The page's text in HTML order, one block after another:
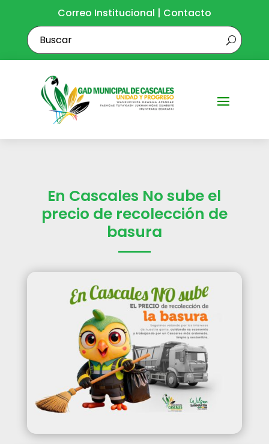
Correo Institucional | Contacto
En Cascales No sube el
precio de recolección de
basura